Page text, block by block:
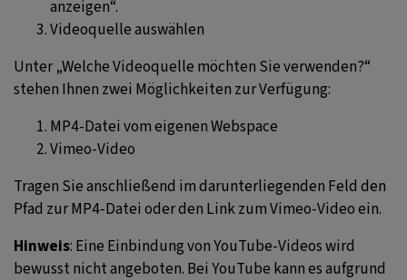
anzeigen“.
Videoquelle auswählen
Unter „Welche Videoquelle möchten Sie verwenden?“
stehen Ihnen zwei Möglichkeiten zur Verfügung:
MP4-Datei vom eigenen Webspace
Vimeo-Video
Tragen Sie anschließend im darunterliegenden Feld den
Pfad zur MP4-Datei oder den Link zum Vimeo-Video ein.
Hinweis: Eine Einbindung von YouTube-Videos wird
bewusst nicht angeboten. Bei YouTube kann es aufgrund